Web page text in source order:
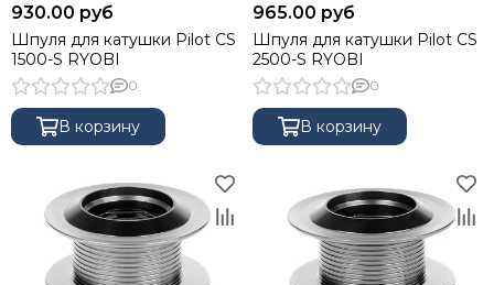
930.00 руб
Шпуля для катушки Pilot CS
1500-S RYOBI
0
В корзину
965.00 руб
Шпуля для катушки Pilot CS
2500-S RYOBI
0
В корзину